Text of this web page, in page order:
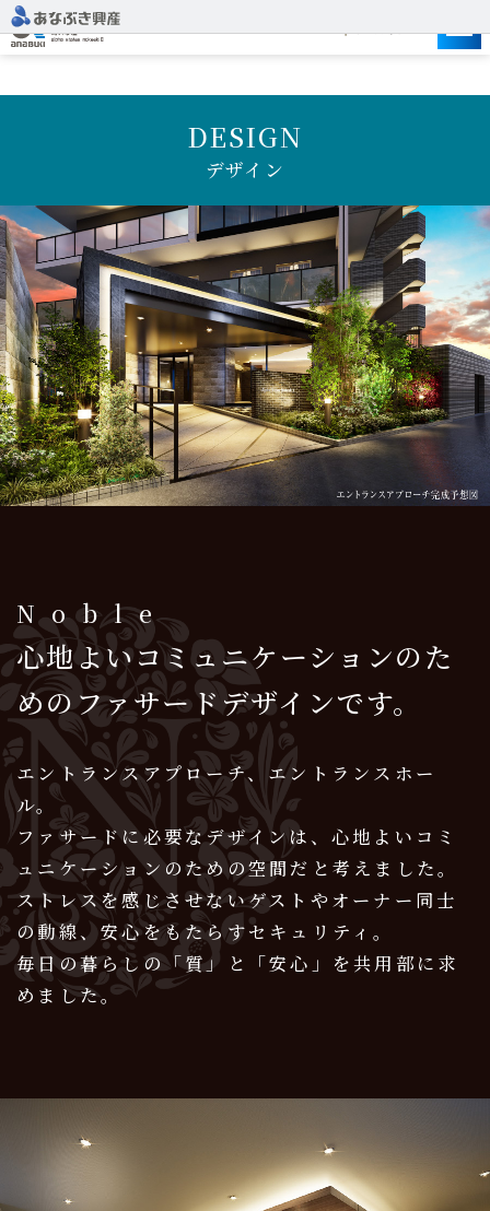
DESIGN
デザイン
Noble
心地よいコミュニケーションのた
めのファサードデザインです。
エントランスアプローチ、エントランスホー
ル。
ファサードに必要なデザインは、心地よいコミ
ュニケーションのための空間だと考えました。
ストレスを感じさせないゲストやオーナー同士
の動線、安心をもたらすセキュリティ。
毎日の暮らしの「質」と「安心」を共用部に求
めました。